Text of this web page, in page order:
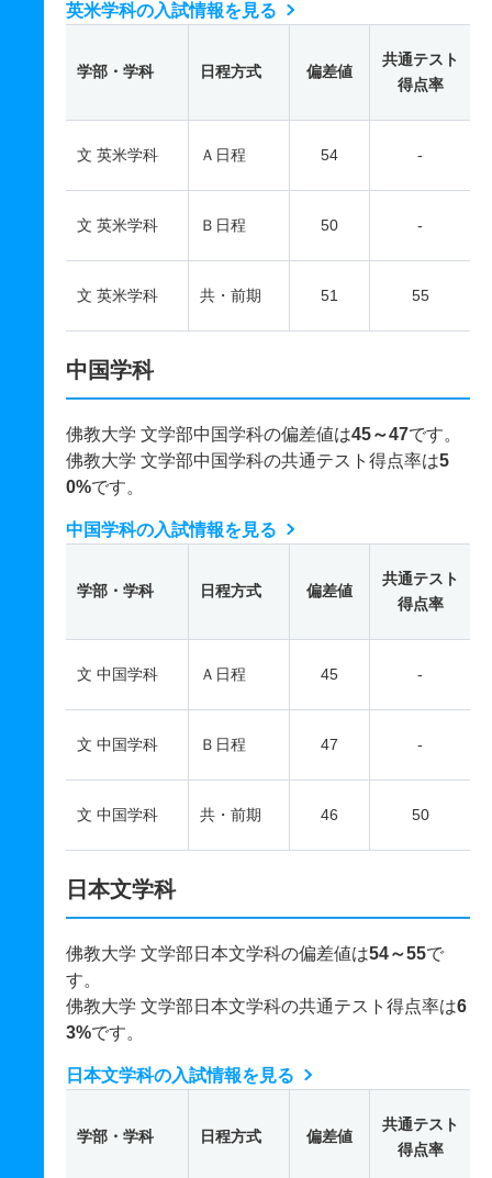
英米学科の入試情報を見る
学部・学科 日程方式 偏差値
共通テスト
得点率
文 英米学科 Ａ日程 54 -
文 英米学科 Ｂ日程 50 -
文 英米学科 共・前期 51 55
中国学科
佛教大学 文学部中国学科の偏差値は45～47です。
佛教大学 文学部中国学科の共通テスト得点率は5
0%です。
中国学科の入試情報を見る
学部・学科 日程方式 偏差値
共通テスト
得点率
文 中国学科 Ａ日程 45 -
文 中国学科 Ｂ日程 47 -
文 中国学科 共・前期 46 50
日本文学科
佛教大学 文学部日本文学科の偏差値は54～55で
す。
佛教大学 文学部日本文学科の共通テスト得点率は6
3%です。
日本文学科の入試情報を見る
学部・学科 日程方式 偏差値
共通テスト
得点率